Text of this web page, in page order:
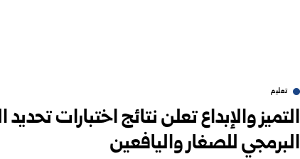
تعليم
التميز والإبداع تعلن نتائج اختبارات
البرمجي للصغار واليافعين